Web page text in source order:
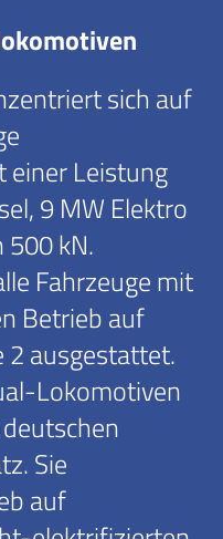
sich auf
einer Leistung
9 MW Elektro
kN.
Fahrzeuge mit
Betrieb auf
2 ausgestattet.
Lokomotiven
Sie
auf